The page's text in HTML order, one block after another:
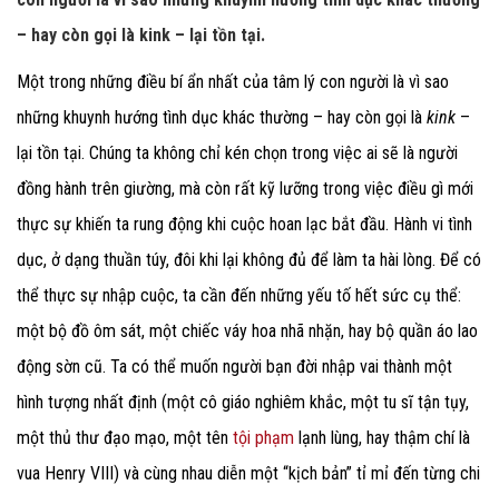
– hay còn gọi là kink – lại tồn tại.
Một trong những điều bí ẩn nhất của tâm lý con người là vì sao
những khuynh hướng tình dục khác thường – hay còn gọi là kink –
lại tồn tại. Chúng ta không chỉ kén chọn trong việc ai sẽ là người
đồng hành trên giường, mà còn rất kỹ lưỡng trong việc điều gì mới
thực sự khiến ta rung động khi cuộc hoan lạc bắt đầu. Hành vi tình
dục, ở dạng thuần túy, đôi khi lại không đủ để làm ta hài lòng. Để có
thể thực sự nhập cuộc, ta cần đến những yếu tố hết sức cụ thể:
một bộ đồ ôm sát, một chiếc váy hoa nhã nhặn, hay bộ quần áo lao
động sờn cũ. Ta có thể muốn người bạn đời nhập vai thành một
hình tượng nhất định (một cô giáo nghiêm khắc, một tu sĩ tận tụy,
một thủ thư đạo mạo, một tên tội phạm lạnh lùng, hay thậm chí là
vua Henry VIII) và cùng nhau diễn một “kịch bản” tỉ mỉ đến từng chi